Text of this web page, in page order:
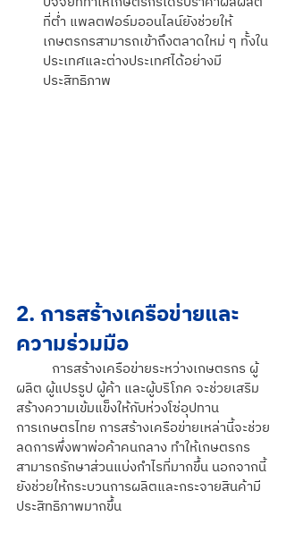
ที่ต่ำ แพลตฟอร์มออนไลน์ยังช่วยให้
เกษตรกรสามารถเข้าถึงตลาดใหม่ ๆ ทั้งใน
ประเทศและต่างประเทศได้อย่างมี
ประสิทธิภาพ
2. การสร้างเครือข่ายและ
ความร่วมมือ
การสร้างเครือข่ายระหว่างเกษตรกร ผู้
ผลิต ผู้แปรรูป ผู้ค้า และผู้บริโภค จะช่วยเสริม
สร้างความเข้มแข็งให้กับห่วงโซ่อุปทาน
การเกษตรไทย การสร้างเครือข่ายเหล่านี้จะช่วย
ลดการพึ่งพาพ่อค้าคนกลาง ทำให้เกษตรกร
สามารถรักษาส่วนแบ่งกำไรที่มากขึ้น นอกจากนี้
ยังช่วยให้กระบวนการผลิตและกระจายสินค้ามี
ประสิทธิภาพมากขึ้น